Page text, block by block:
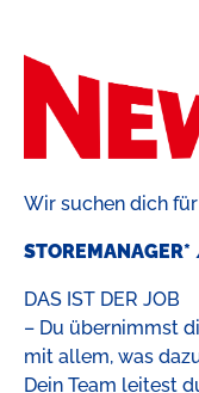
Wir suchen dich
DAS IST DER JOB
– Du übernimmst
mit allem, was
Dein Team leitest